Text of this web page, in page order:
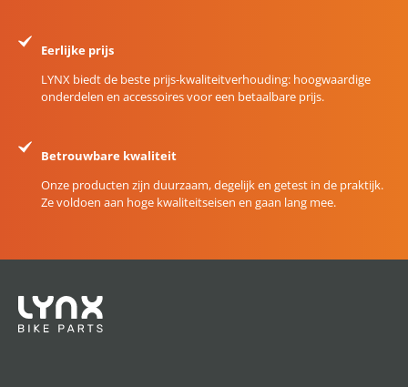
Eerlijke prijs
LYNX biedt de beste prijs-kwaliteitverhouding: hoogwaardige
onderdelen en accessoires voor een betaalbare prijs.
Betrouwbare kwaliteit
Onze producten zijn duurzaam, degelijk en getest in de praktijk.
Ze voldoen aan hoge kwaliteitseisen en gaan lang mee.